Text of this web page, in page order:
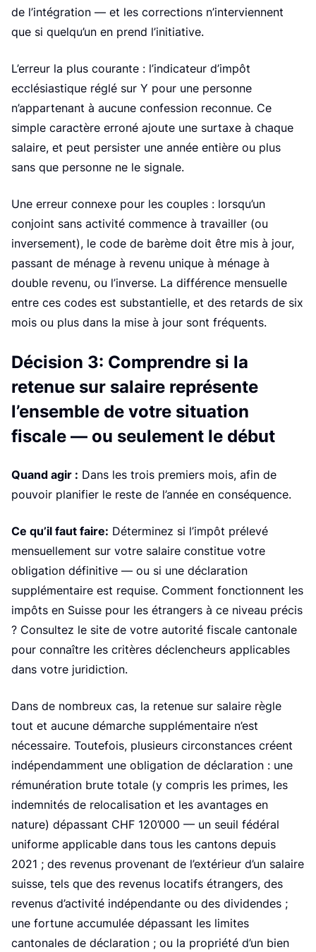
e
de l’intégration — et les corrections n’interviennent
que si quelqu’un en prend l’initiative.
L’erreur la plus courante : l’indicateur d’impôt
ecclésiastique réglé sur Y pour une personne
n’appartenant à aucune confession reconnue. Ce
simple caractère erroné ajoute une surtaxe à chaque
salaire, et peut persister une année entière ou plus
sans que personne ne le signale.
Une erreur connexe pour les couples : lorsqu’un
conjoint sans activité commence à travailler (ou
inversement), le code de barème doit être mis à jour,
passant de ménage à revenu unique à ménage à
double revenu, ou l’inverse. La différence mensuelle
entre ces codes est substantielle, et des retards de six
mois ou plus dans la mise à jour sont fréquents.
Décision 3: Comprendre si la
retenue sur salaire représente
l’ensemble de votre situation
fiscale — ou seulement le début
Quand agir : Dans les trois premiers mois, afin de
pouvoir planifier le reste de l’année en conséquence.
Ce qu’il faut faire: Déterminez si l’impôt prélevé
mensuellement sur votre salaire constitue votre
obligation définitive — ou si une déclaration
supplémentaire est requise. Comment fonctionnent les
impôts en Suisse pour les étrangers à ce niveau précis
? Consultez le site de votre autorité fiscale cantonale
pour connaître les critères déclencheurs applicables
dans votre juridiction.
Dans de nombreux cas, la retenue sur salaire règle
tout et aucune démarche supplémentaire n’est
nécessaire. Toutefois, plusieurs circonstances créent
indépendamment une obligation de déclaration : une
rémunération brute totale (y compris les primes, les
indemnités de relocalisation et les avantages en
nature) dépassant CHF 120’000 — un seuil fédéral
uniforme applicable dans tous les cantons depuis
2021 ; des revenus provenant de l’extérieur d’un salaire
suisse, tels que des revenus locatifs étrangers, des
revenus d’activité indépendante ou des dividendes ;
une fortune accumulée dépassant les limites
cantonales de déclaration ; ou la propriété d’un bien